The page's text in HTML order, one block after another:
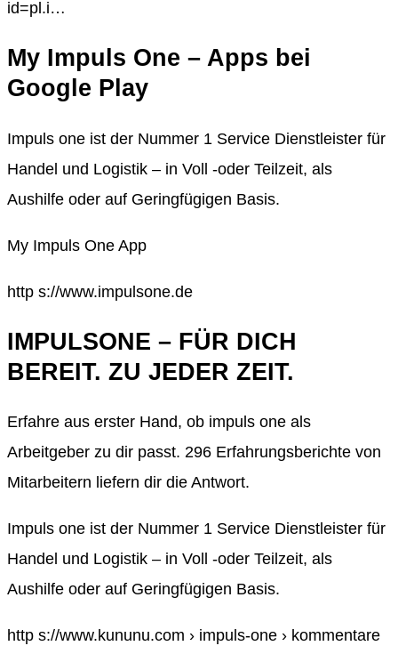
id=pl.i…
My Impuls One – Apps bei
Google Play
Impuls one ist der Nummer 1 Service Dienstleister für
Handel und Logistik – in Voll -oder Teilzeit, als
Aushilfe oder auf Geringfügigen Basis.
My Impuls One App
http s://www.impulsone.de
IMPULSONE – FÜR DICH
BEREIT. ZU JEDER ZEIT.
Erfahre aus erster Hand, ob impuls one als
Arbeitgeber zu dir passt. 296 Erfahrungsberichte von
Mitarbeitern liefern dir die Antwort.
Impuls one ist der Nummer 1 Service Dienstleister für
Handel und Logistik – in Voll -oder Teilzeit, als
Aushilfe oder auf Geringfügigen Basis.
http s://www.kununu.com › impuls-one › kommentare